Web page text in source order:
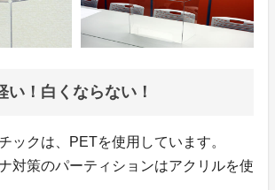
い！白くならない！
ックは、PETを使用しています。
対策のパーティションはアクリルを使